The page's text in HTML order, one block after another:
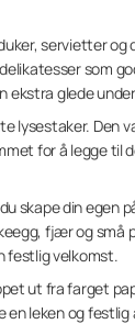
servietter og
som
ekstra glede
lysestaker. Den
for å legge til
skape din egen
fjær og små
festlig velkomst.
ut fra farget
en leken og